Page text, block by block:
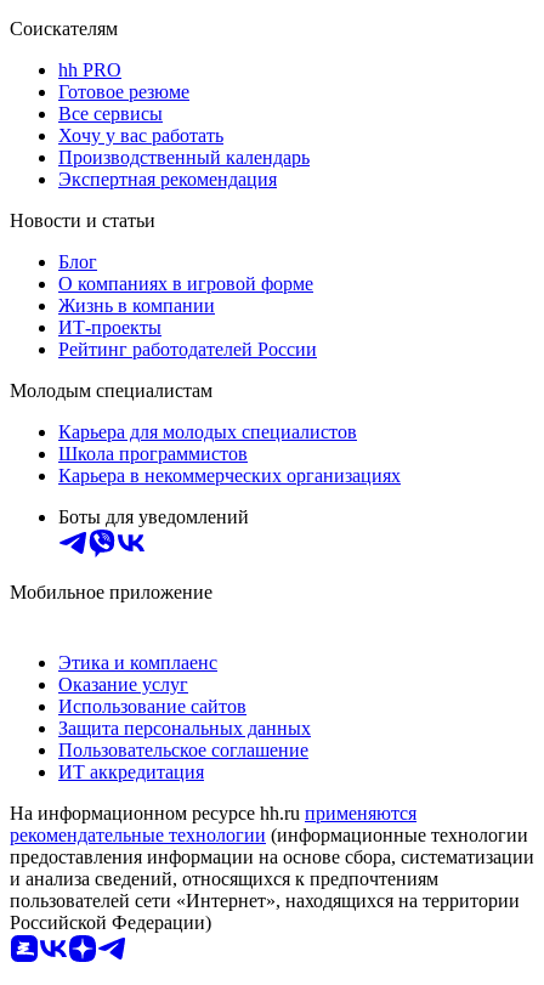
Соискателям
hh PRO
Готовое резюме
Все сервисы
Хочу у вас работать
Производственный календарь
Экспертная рекомендация
Новости и статьи
Блог
О компаниях в игровой форме
Жизнь в компании
ИТ-проекты
Рейтинг работодателей России
Молодым специалистам
Карьера для молодых специалистов
Школа программистов
Карьера в некоммерческих организациях
Боты для уведомлений
Мобильное приложение
Этика и комплаенс
Оказание услуг
Использование сайтов
Защита персональных данных
Пользовательское соглашение
ИТ аккредитация
На информационном ресурсе hh.ru применяются
рекомендательные технологии (информационные технологии
предоставления информации на основе сбора, систематизации
и анализа сведений, относящихся к предпочтениям
пользователей сети «Интернет», находящихся на территории
Российской Федерации)